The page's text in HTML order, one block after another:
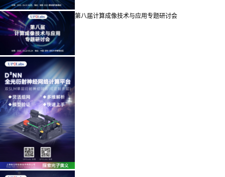
第八届计算成像技术与应用专题研讨会